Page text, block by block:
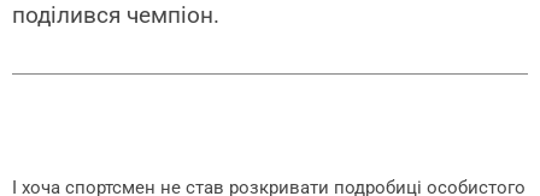
поділився чемпіон.
І хоча спортсмен не став розкривати подробиці особистого